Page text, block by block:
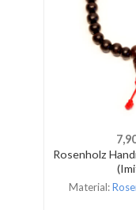
Rosenholz
Material: